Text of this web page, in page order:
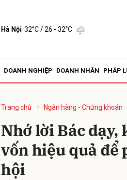
Hà Nội 32°C/ 26 - 32°C
DOANH NGHIỆP DOANH NHÂN PHÁP
Trang chủ Ngân hàng - Chứng khoán
Nhớ lời Bác dạy,
vốn hiệu quả
hội